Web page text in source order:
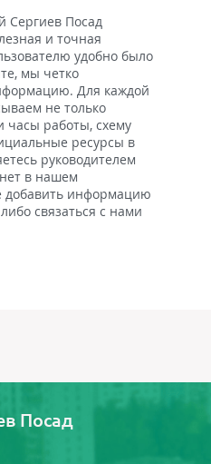
Сергиев Посад
и точная
удобно было
мы четко
Для каждой
не только
часы работы, схему
ресурсы в
руководителем
в нашем
добавить информацию
связаться с нами
Посад